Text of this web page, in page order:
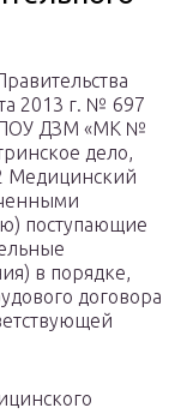
2013 г. № 697
ДЗМ «МК №
дело,
Медицинский
поступающие
в порядке,
договора